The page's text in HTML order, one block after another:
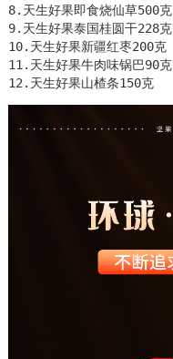
8.天生好果即食烧仙草500克
9.天生好果泰国桂圆干228克
10.天生好果新疆红枣200克
11.天生好果牛肉味锅巴90克
12.天生好果山楂条150克